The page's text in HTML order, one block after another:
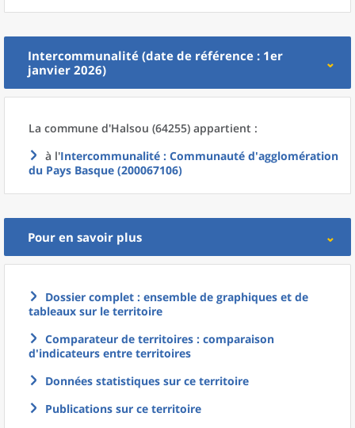
Intercommunalité (date de référence : 1er
janvier 2026)
La commune d'Halsou (64255) appartient :
à l'Intercommunalité : Communauté d'agglomération
du Pays Basque (200067106)
Pour en savoir plus
Dossier complet : ensemble de graphiques et de
tableaux sur le territoire
Comparateur de territoires : comparaison
d'indicateurs entre territoires
Données statistiques sur ce territoire
Publications sur ce territoire